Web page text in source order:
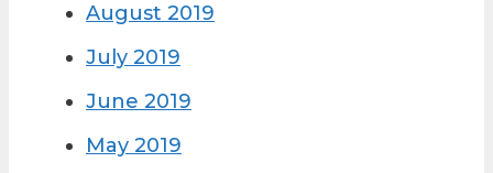
August 2019
July 2019
June 2019
May 2019